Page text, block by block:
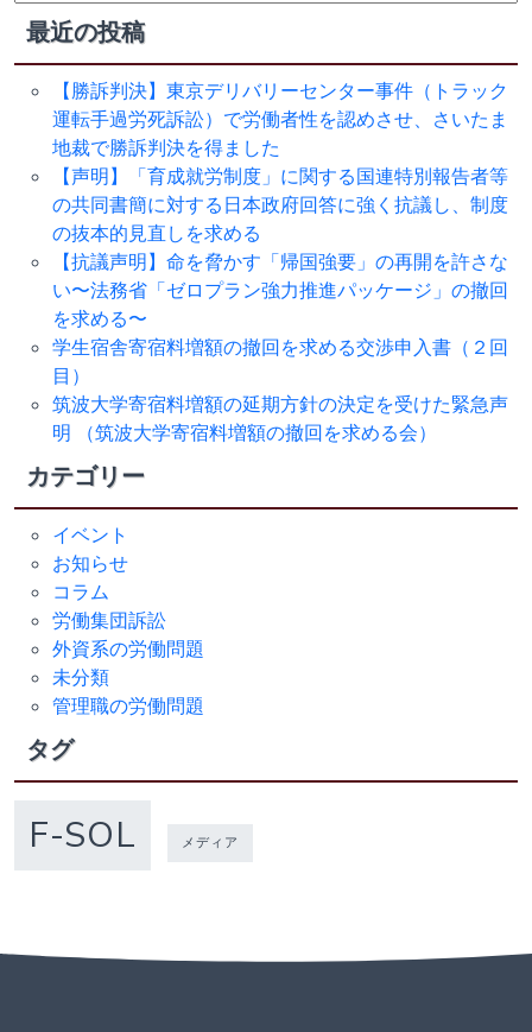
索:
最近の投稿
【勝訴判決】東京デリバリーセンター事件（トラック
運転手過労死訴訟）で労働者性を認めさせ、さいたま
地裁で勝訴判決を得ました
【声明】「育成就労制度」に関する国連特別報告者等
の共同書簡に対する日本政府回答に強く抗議し、制度
の抜本的見直しを求める
【抗議声明】命を脅かす「帰国強要」の再開を許さな
い〜法務省「ゼロプラン強力推進パッケージ」の撤回
を求める〜
学生宿舎寄宿料増額の撤回を求める交渉申入書（２回
目）
筑波大学寄宿料増額の延期方針の決定を受けた緊急声
明 （筑波大学寄宿料増額の撤回を求める会）
カテゴリー
イベント
お知らせ
コラム
労働集団訴訟
外資系の労働問題
未分類
管理職の労働問題
タグ
F-SOL メディア